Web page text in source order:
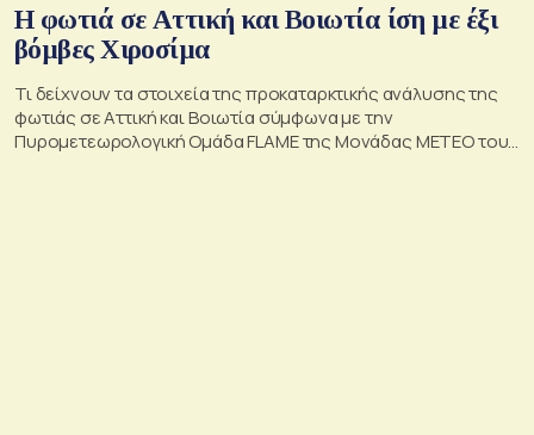
Η φωτιά σε Αττική και Βοιωτία ίση με έξι
βόμβες Χιροσίμα
Τι δείχνουν τα στοιχεία της προκαταρκτικής ανάλυσης της
φωτιάς σε Αττική και Βοιωτία σύμφωνα με την
Πυρομετεωρολογική Ομάδα FLAME της Μονάδας ΜΕΤΕΟ του